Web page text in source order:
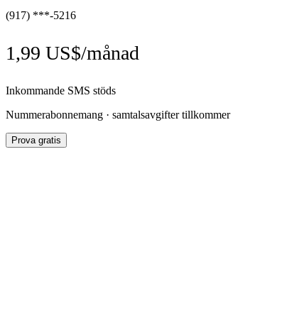
(917) ***-5216
1,99 US$/månad
Inkommande SMS stöds
Nummerabonnemang · samtalsavgifter tillkommer
Prova gratis